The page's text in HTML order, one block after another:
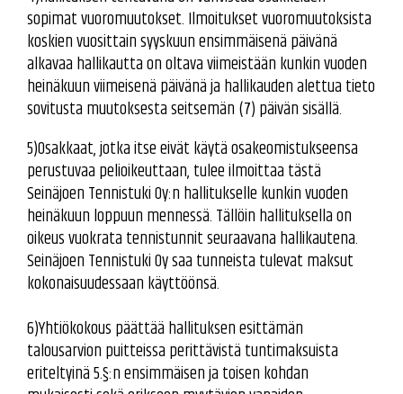
sopimat vuoromuutokset. Ilmoitukset vuoromuutoksista
koskien vuosittain syyskuun ensimmäisenä päivänä
alkavaa hallikautta on oltava viimeistään kunkin vuoden
heinäkuun viimeisenä päivänä ja hallikauden alettua tieto
sovitusta muutoksesta seitsemän (7) päivän sisällä.
5)Osakkaat, jotka itse eivät käytä osakeomistukseensa
perustuvaa pelioikeuttaan, tulee ilmoittaa tästä
Seinäjoen Tennistuki Oy:n hallitukselle kunkin vuoden
heinäkuun loppuun mennessä. Tällöin hallituksella on
oikeus vuokrata tennistunnit seuraavana hallikautena.
Seinäjoen Tennistuki Oy saa tunneista tulevat maksut
kokonaisuudessaan käyttöönsä.
6)Yhtiökokous päättää hallituksen esittämän
talousarvion puitteissa perittävistä tuntimaksuista
eriteltyinä 5.§:n ensimmäisen ja toisen kohdan